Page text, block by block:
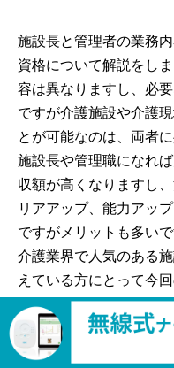
施設長と管理者の業務
資格について解説をし
容は異なりますし、必
ですが介護施設や介護
とが可能なのは、両者
施設長や管理職になれ
収額が高くなりますし
リアアップ、能力アッ
ですがメリットも多いで
介護業界で人気のある
えている方にとって今
いです。